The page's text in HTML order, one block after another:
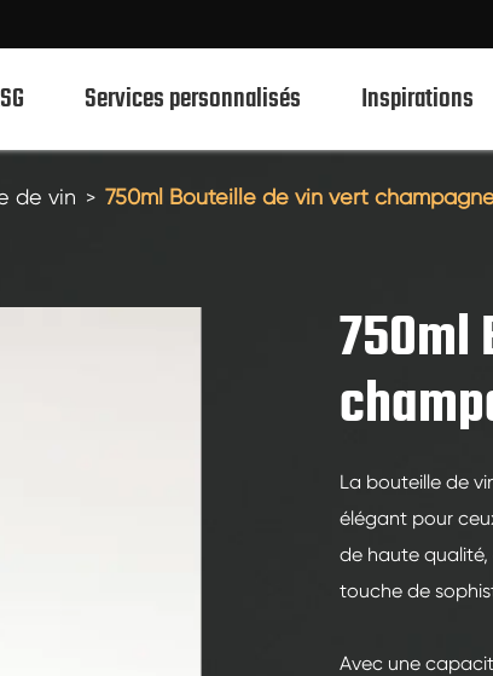
700ml Bouteilles en verre de spiritueux
Services personnalisés Inspirations
de vin 750ml Bouteille de vin vert
750ml
La bouteille de
élégant pour
de haute
touche de
Avec une